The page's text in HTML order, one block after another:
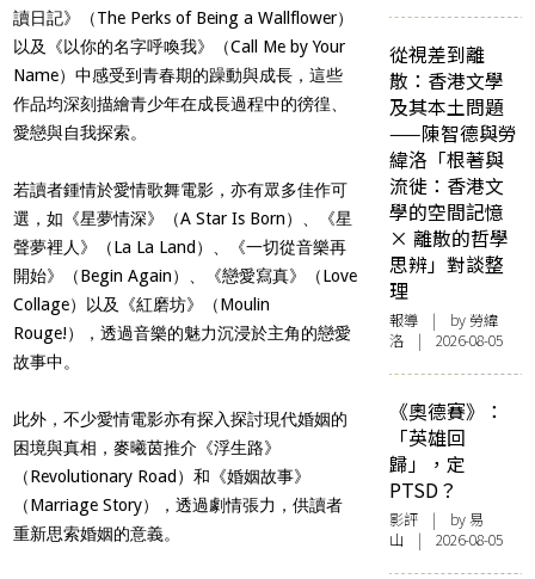
讀日記》（The Perks of Being a Wallflower）
以及《以你的名字呼喚我》（Call Me by Your
Name）中感受到青春期的躁動與成長，這些
作品均深刻描繪青少年在成長過程中的徬徨、
愛戀與自我探索。
若讀者鍾情於愛情歌舞電影，亦有眾多佳作可
選，如《星夢情深》（A Star Is Born）、《星
聲夢裡人》（La La Land）、《一切從音樂再
開始》（Begin Again）、《戀愛寫真》（Love
Collage）以及《紅磨坊》（Moulin
Rouge!），透過音樂的魅力沉浸於主角的戀愛
故事中。
此外，不少愛情電影亦有探入探討現代婚姻的
困境與真相，麥曦茵推介《浮生路》
（Revolutionary Road）和《婚姻故事》
（Marriage Story），透過劇情張力，供讀者
重新思索婚姻的意義。
從視差到離
散：香港文學
及其本土問題
——陳智德與勞
緯洛「根著與
流徙：香港文
學的空間記憶
× 離散的哲學
思辨」對談整
理
報導 | by 勞緯
洛 | 2026-08-05
《奧德賽》：
「英雄回
歸」，定
PTSD？
影評 | by 易
山 | 2026-08-05